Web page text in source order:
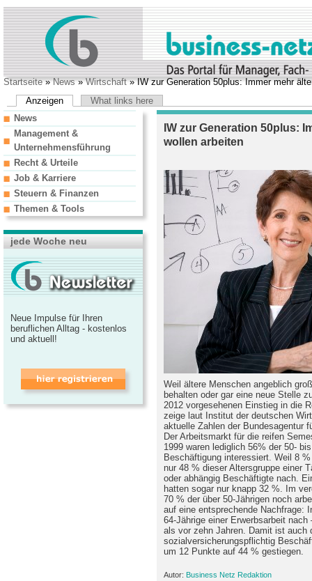
Startseite»News»Wirtschaft» IW zur Generation 50plus: Immer mehr
Anzeigen
What links here
IW zur Generation 50plus:
wollen arbeiten
Weil ältere Menschen angeblich
behalten oder gar eine neue Stelle
2012 vorgesehenen Einstieg in die
zeige laut Institut der deutschen
aktuelle Zahlen der Bundesagentur
Der Arbeitsmarkt für die reifen
1999 waren lediglich 56% der 50-
Beschäftigung interessiert. Weil 8
nur 48 % dieser Altersgruppe einer
oder abhängig Beschäftigte nach.
hatten sogar nur knapp 32 %. Im
70 % der über 50-Jährigen noch
auf eine entsprechende Nachfrage:
64-Jährige einer Erwerbsarbeit
als vor zehn Jahren. Damit ist auch
sozialversicherungspflichtig
um 12 Punkte auf 44 % gestiegen.
Autor: Business Netz Redaktion
News
Management &
Unternehmensführung
Recht & Urteile
Job & Karriere
Steuern & Finanzen
Themen & Tools
jede Woche neu
Neue Impulse für Ihren
beruflichen Alltag - kostenlos
und aktuell!